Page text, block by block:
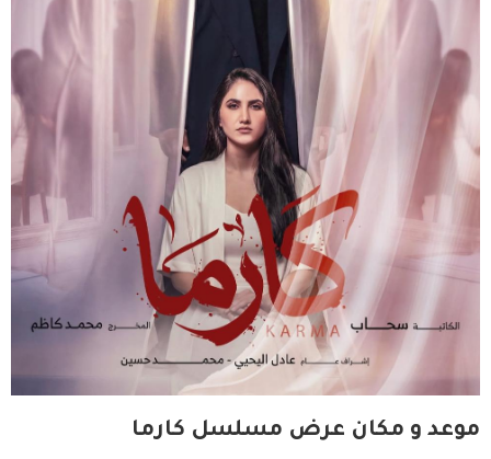
موعد و مكان عرض مسلسل كارما